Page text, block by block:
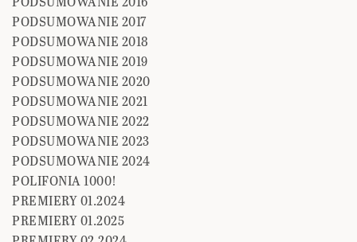
PODSUMOWANIE 2017
PODSUMOWANIE 2018
PODSUMOWANIE 2019
PODSUMOWANIE 2020
PODSUMOWANIE 2021
PODSUMOWANIE 2022
PODSUMOWANIE 2023
PODSUMOWANIE 2024
POLIFONIA 1000!
PREMIERY 01.2024
PREMIERY 01.2025